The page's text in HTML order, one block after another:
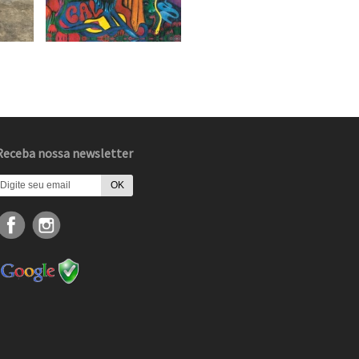
nossa newsletter